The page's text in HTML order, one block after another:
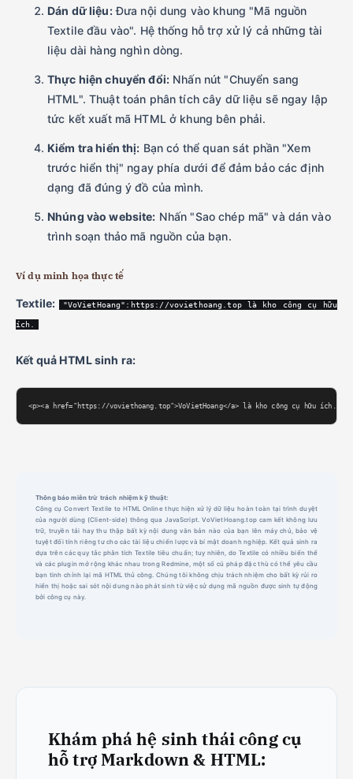
Dán dữ liệu:Đưa nội dung vào khung "Mã nguồn
Textile đầu vào". Hệ thống hỗ trợ xử lý cả những tài
liệu dài hàng nghìn dòng.
Thực hiện chuyển đổi:Nhấn nút "Chuyển sang
HTML". Thuật toán phân tích cây dữ liệu sẽ ngay lập
tức kết xuất mã HTML ở khung bên phải.
Kiểm tra hiển thị: Bạn có thể quan sát phần "Xem
trước hiển thị" ngay phía dưới để đảm bảo các định
dạng đã đúng ý đồ của mình.
Nhúng vào website: Nhấn "Sao chép mã" và dán vào
trình soạn thảo mã nguồn của bạn.
Ví dụ minh họa thực tế
Textile: "VoVietHoang":https://voviethoang.top là kho công cụ hữu
ích.
Kết quả HTML sinh ra:
<p><a href="https://voviethoang.top">VoVietHoang</a> là kho công cụ hữu ích.</p>
Thông báo miễn trừ trách nhiệm kỹ thuật:
Công cụ Convert Textile to HTML Online thực hiện xử lý dữ liệu hoàn toàn tại trình duyệt
của người dùng (Client-side) thông qua JavaScript. VoVietHoang.top cam kết không lưu
trữ, truyền tải hay thu thập bất kỳ nội dung văn bản nào của bạn lên máy chủ, bảo vệ
tuyệt đối tính riêng tư cho các tài liệu chiến lược và bí mật doanh nghiệp. Kết quả sinh ra
dựa trên các quy tắc phân tích Textile tiêu chuẩn; tuy nhiên, do Textile có nhiều biến thể
và các plugin mở rộng khác nhau trong Redmine, một số cú pháp đặc thù có thể yêu cầu
bạn tinh chỉnh lại mã HTML thủ công. Chúng tôi không chịu trách nhiệm cho bất kỳ rủi ro
hiển thị hoặc sai sót nội dung nào phát sinh từ việc sử dụng mã nguồn được sinh tự động
bởi công cụ này.
Khám phá hệ sinh thái công cụ
hỗ trợ Markdown & HTML: